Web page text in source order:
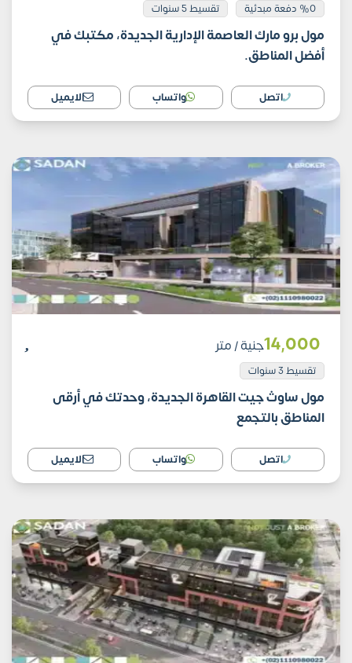
%0 دفعة مبدئية تقسيط 5 سنوات
مول برو مارك العاصمة الإدارية الجديدة، مكتبك في
أفضل المناطق.
اتصل واتساب الايميل
14٬000جنية/ متر
تقسيط 3 سنوات
مول ساوث جيت القاهرة الجديدة، وحدتك في أرقى
المناطق بالتجمع
اتصل واتساب الايميل